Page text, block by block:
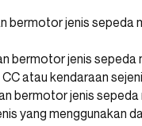
bermotor jenis
bermotor jenis
atau kendaraan
bermotor jenis
yang menggunakan